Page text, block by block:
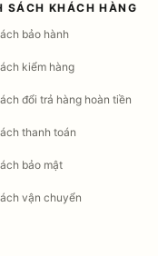
SÁCH KHÁCH HÀNG
bảo hành
kiểm hàng
đổi trả hàng hoàn tiền
thanh toán
bảo mật
vận chuyển